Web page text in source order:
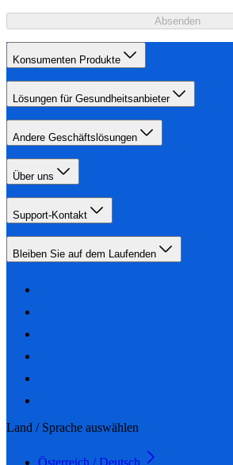
Absenden
Konsumenten Produkte
Lösungen für Gesundheitsanbieter
Andere Geschäftslösungen
Über uns
Support-Kontakt
Bleiben Sie auf dem Laufenden
Land / Sprache auswählen
Österreich / Deutsch